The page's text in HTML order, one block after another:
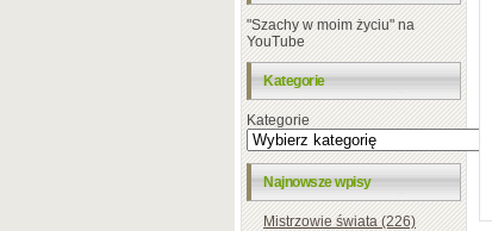
"Szachy w moim życiu" na
YouTube
Kategorie
Kategorie
Najnowsze wpisy
Mistrzowie świata (226)